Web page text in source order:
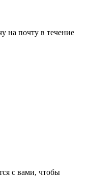
на почту в течение
с вами, чтобы